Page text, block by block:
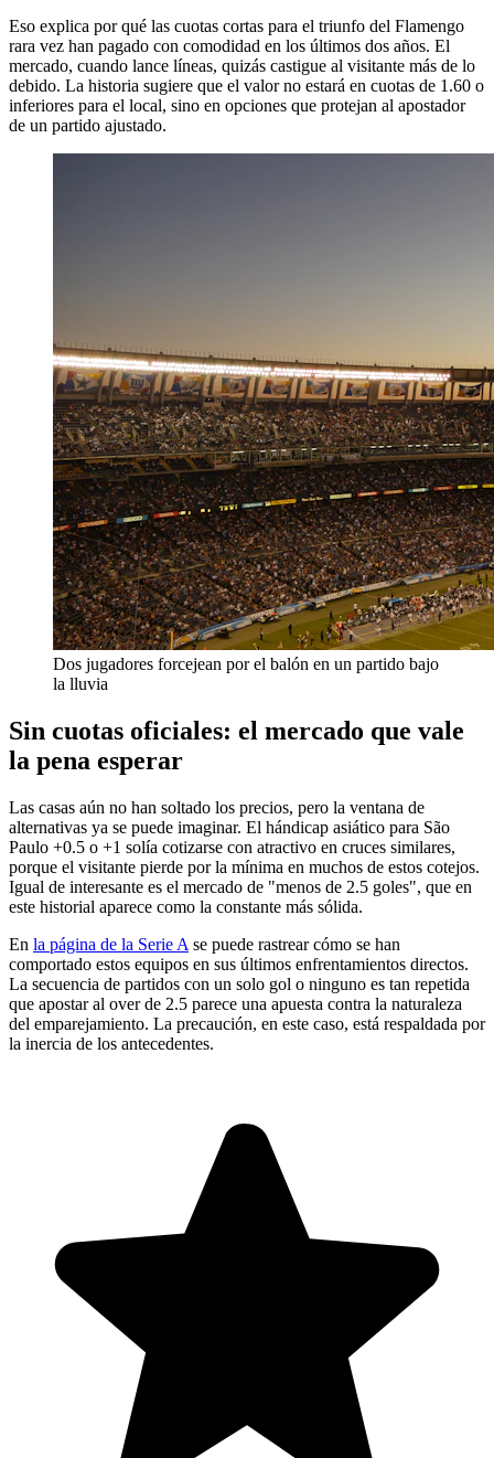
Eso explica por qué las cuotas cortas para el triunfo del Flamengo
rara vez han pagado con comodidad en los últimos dos años. El
mercado, cuando lance líneas, quizás castigue al visitante más de lo
debido. La historia sugiere que el valor no estará en cuotas de 1.60 o
inferiores para el local, sino en opciones que protejan al apostador
de un partido ajustado.
Dos jugadores forcejean por el balón en un partido bajo
la lluvia
Sin cuotas oficiales: el mercado que vale
la pena esperar
Las casas aún no han soltado los precios, pero la ventana de
alternativas ya se puede imaginar. El hándicap asiático para São
Paulo +0.5 o +1 solía cotizarse con atractivo en cruces similares,
porque el visitante pierde por la mínima en muchos de estos cotejos.
Igual de interesante es el mercado de "menos de 2.5 goles", que en
este historial aparece como la constante más sólida.
En la página de la Serie A se puede rastrear cómo se han
comportado estos equipos en sus últimos enfrentamientos directos.
La secuencia de partidos con un solo gol o ninguno es tan repetida
que apostar al over de 2.5 parece una apuesta contra la naturaleza
del emparejamiento. La precaución, en este caso, está respaldada por
la inercia de los antecedentes.